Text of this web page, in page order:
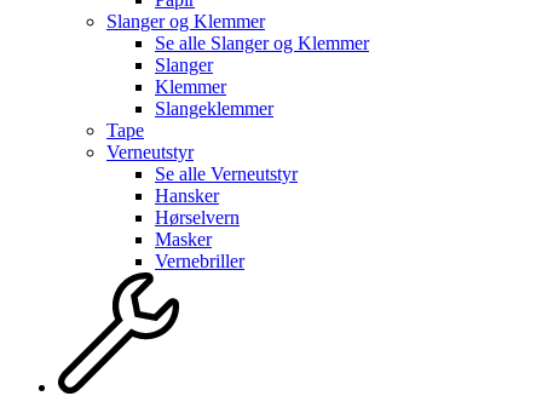
Slanger og Klemmer
Se alle Slanger og Klemmer
Slanger
Klemmer
Slangeklemmer
Tape
Verneutstyr
Se alle Verneutstyr
Hansker
Hørselvern
Masker
Vernebriller